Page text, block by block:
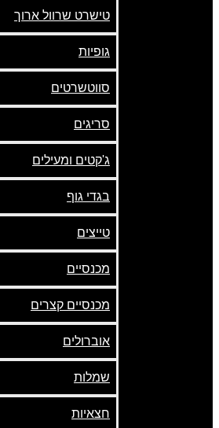
טישרט שרוול ארוך
גופיות
סווטשרטים
סריגים
ג'קטים ומעילים
בגדי גוף
טייצים
מכנסיים
מכנסיים קצרים
אוברולים
שמלות
חצאיות